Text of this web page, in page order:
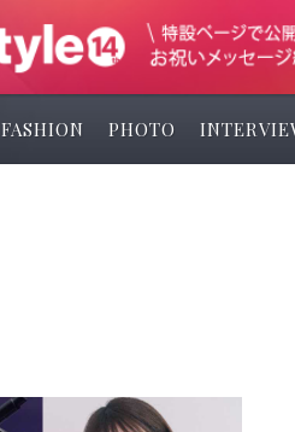
FASHION PHOTO